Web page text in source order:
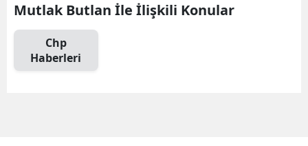
Mutlak Butlan İle İlişkili Konular
Chp
Haberleri